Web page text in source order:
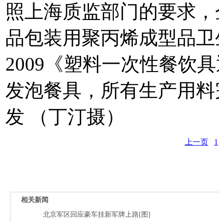
照上海质监部门的要求
品包装用聚丙烯成型品
2009《塑料一次性餐饮
发泡餐具，所有生产用
发 （丁汀摄）
上一页 1
相关新闻
·北京军区回应豪车挂新军牌上路[图]